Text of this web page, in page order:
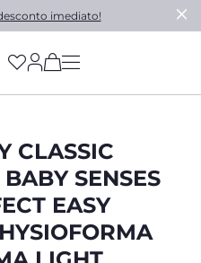
imediato!
(has more options
CLASSIC
SENSES
EASY